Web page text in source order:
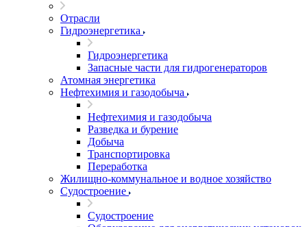
Отрасли
Гидроэнергетика
Гидроэнергетика
Запасные части для гидрогенераторов
Атомная энергетика
Нефтехимия и газодобыча
Нефтехимия и газодобыча
Разведка и бурение
Добыча
Транспортировка
Переработка
Жилищно-коммунальное и водное хозяйство
Судостроение
Судостроение